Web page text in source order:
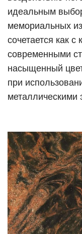
идеальным
мемориальных
сочетается как с
современными
насыщенный
при
металлическими